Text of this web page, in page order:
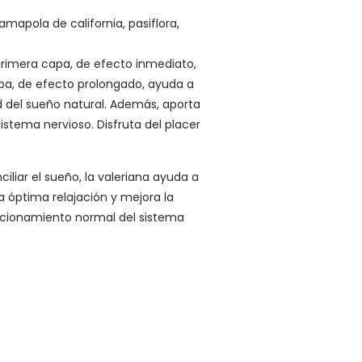
de california, pasiflora,
capa, de efecto inmediato,
de efecto prolongado, ayuda a
sueño natural. Además, aporta
nervioso. Disfruta del placer
el sueño, la valeriana ayuda a
óptima relajación y mejora la
normal del sistema